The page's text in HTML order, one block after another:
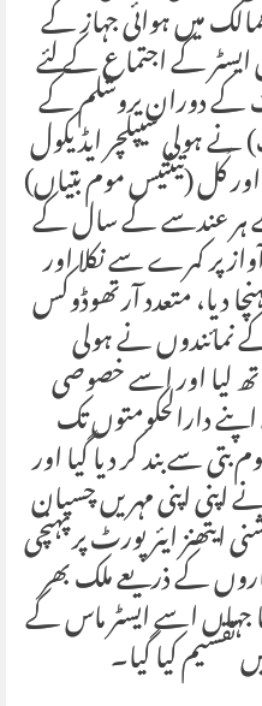
میں ہوائی جہاز کے
کے اجتماع کے لئے
کے دوران یروشلم کے
نے ہولی سیپلچر ایڈیکول
کُل (تینتیس موم بتیاں)
عندسے کے سال کے
پر کمرے سے نکلا اور
دیا، متعدد آرتھوڈوکس
نمائندوں نے ہولی
لیا اور اسے خصوصی
دارالحکومتوں تک
سے بند کر دیا گیا اور
اپنی اپنی مہریں چسپان
ایئرپورٹ پر پہنچی
کے ذریعے ملک بھر
جہاں اسے ایسٹر ماس کے
کیا گیا۔